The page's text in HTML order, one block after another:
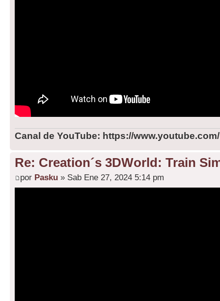
Canal de YouTube: https://
Re: Creation´s 3DWorld: Train
por Pasku » Sab Ene 27, 2024 5:14 pm